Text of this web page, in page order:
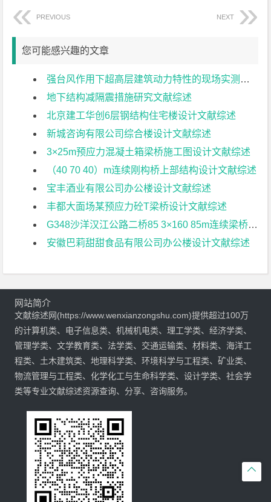
PREVIOUS NEXT
您可能感兴趣的文章
强台风作用下超高层建筑动力特性的现场实测研究文献综述
地下结构减隔震措施研究文献综述
北京建工华创6层钢结构住宅楼设计文献综述
新城咨询有限公司综合楼设计文献综述
3×25m预应力混凝土箱梁桥施工图设计文献综述
（40 70 40）m连续刚构桥上部结构设计文献综述
宝丰酒业有限公司办公楼设计文献综述
丰都大面场某预应力砼T梁桥设计文献综述
G348沙洋汉江公路二桥85 3×160 85m连续梁桥地震响应分析文献综述
安徽巴莉甜甜食品有限公司办公楼设计文献综述

网站简介
文献综述网(https://www.wenxianzongshu.com)提供超过100万
的计算机类、电子信息类、机械机电类、理工学类、经济学类、
管理学类、文学教育类、法学类、交通运输类、材料类、海洋工
程类、土木建筑类、地理科学类、环境科学与工程类、矿业类、
物流管理与工程类、化学化工与生命科学类、设计学类、社会学
类等专业文献综述资源查询、分享、咨询服务。